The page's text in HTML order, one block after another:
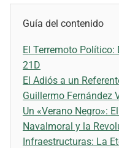
Guía del contenido
El Terremoto Político:
21D
El Adiós a un
Guillermo Fernández
Un «Verano Negro»:
Navalmoral y la
Infraestructuras: La